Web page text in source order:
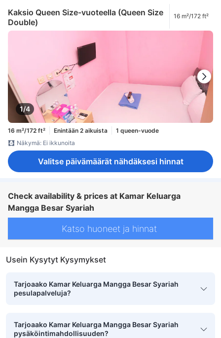
Kaksio Queen Size-vuoteella (Queen Size
Double)
16 m²/172 ft²
1/4
16 m²/172 ft² Enintään 2 aikuista
1 queen-vuode
Näkymä: Ei ikkunoita
Valitse päivämäärät nähdäksesi hinnat
Check availability & prices at Kamar Keluarga
Mangga Besar Syariah
Katso huoneet ja hinnat
Usein Kysytyt Kysymykset
Tarjoaako Kamar Keluarga Mangga Besar Syariah
pesulapalveluja?
Tarjoaako Kamar Keluarga Mangga Besar Syariah
pysäköintimahdollisuuden?